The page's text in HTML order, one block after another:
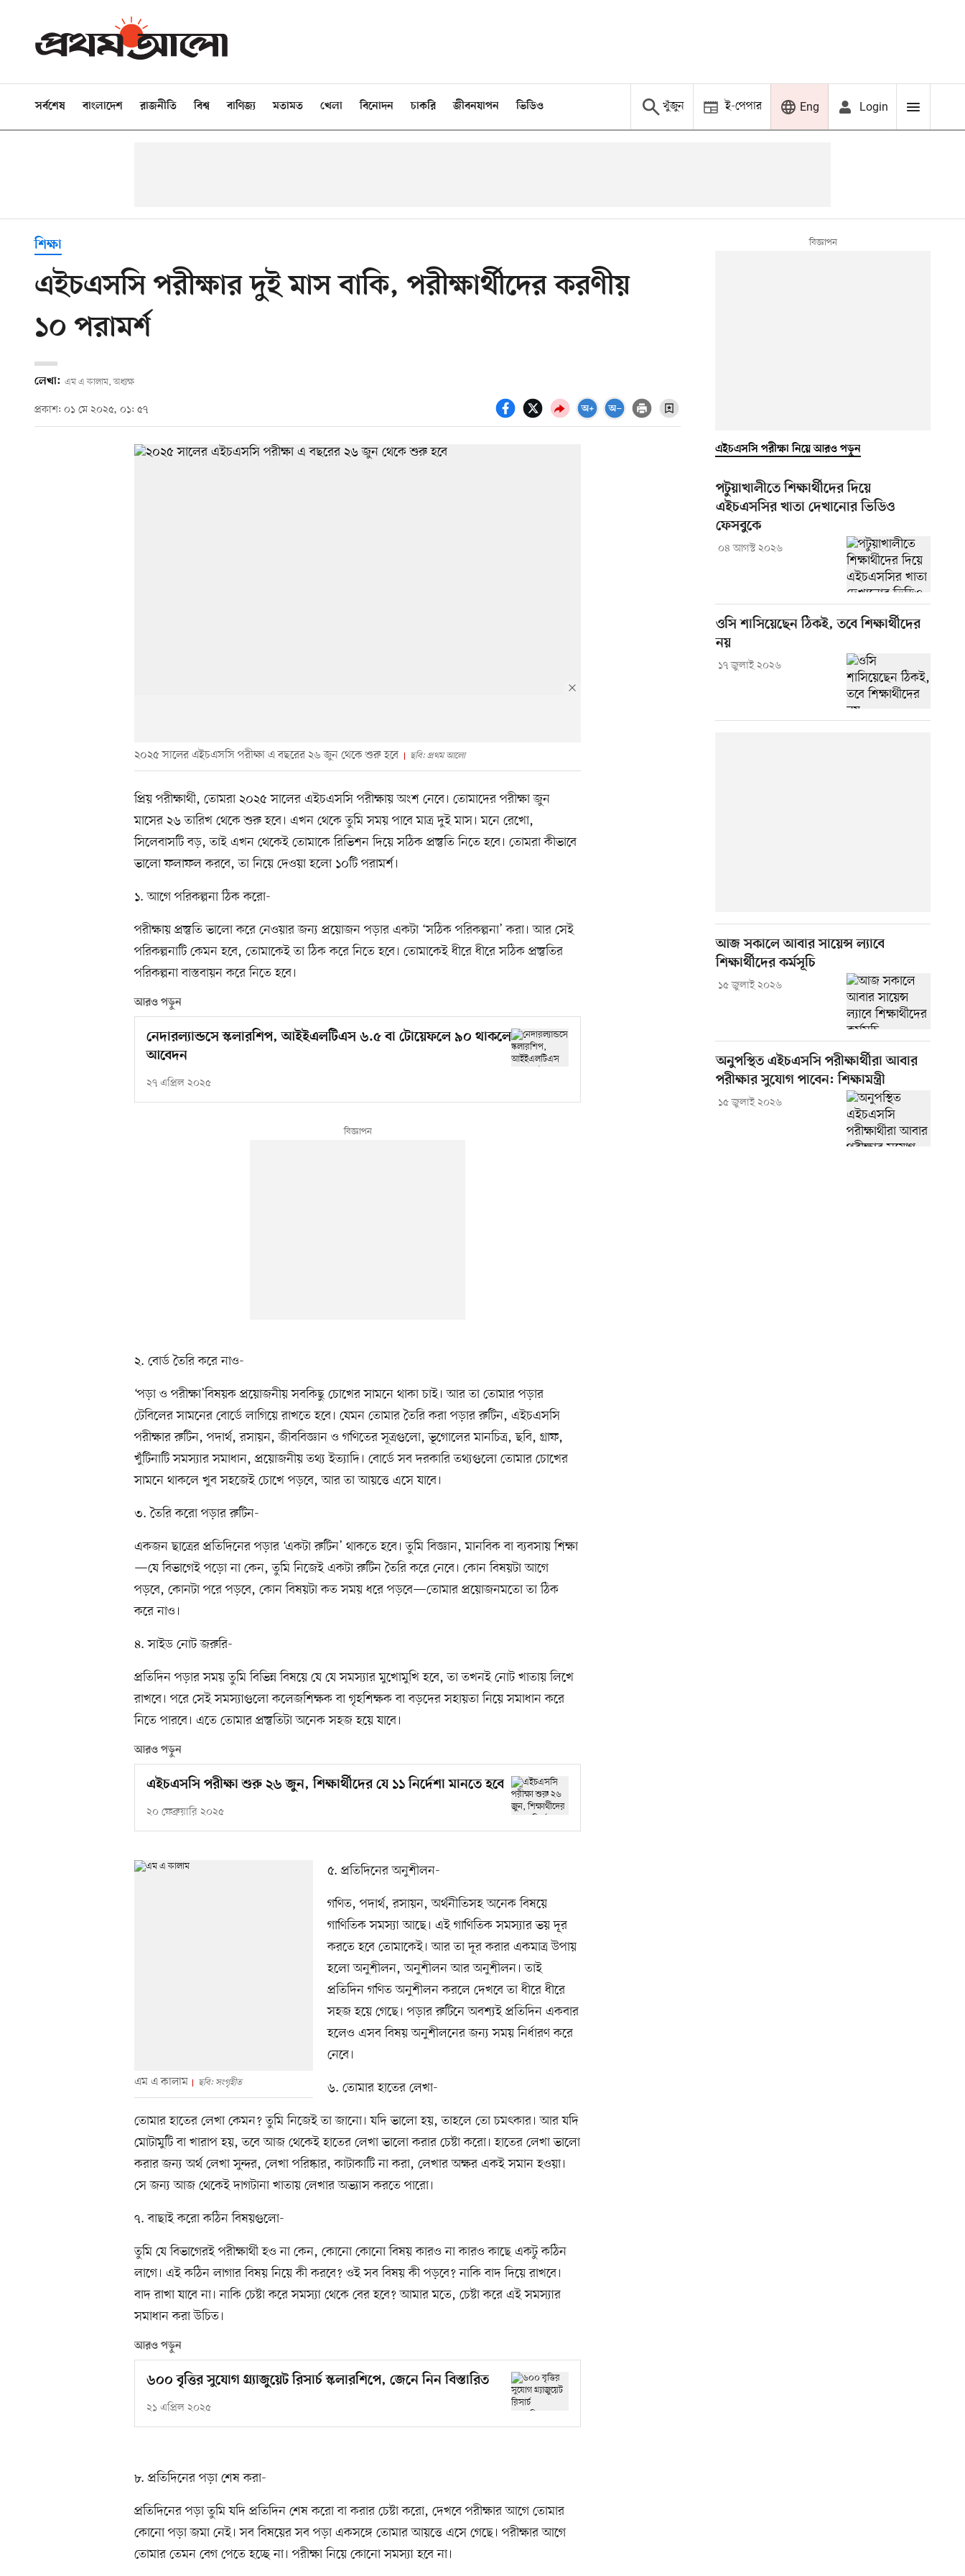
সর্বশেষ বাংলাদেশ রাজনীতি বিশ্ব বাণিজ্য মতামত খেলা বিনোদন চাকরি জীবনযাপন ভিডিও খুঁজুন ই-পেপার Eng Login
শিক্ষা
এইচএসসি পরীক্ষার দুই মাস বাকি, পরীক্ষার্থীদের করণীয়
১০ পরামর্শ
লেখা: এম এ কালাম, অধ্যক্ষ
প্রকাশ: ০১ মে ২০২৫, ০১: ৫৭
২০২৫ সালের এইচএসসি পরীক্ষা এ বছরের ২৬ জুন থেকে শুরু হবে ছবি: প্রথম আলো
প্রিয় পরীক্ষার্থী, তোমরা ২০২৫ সালের এইচএসসি পরীক্ষায় অংশ নেবে। তোমাদের পরীক্ষা জুন
মাসের ২৬ তারিখ থেকে শুরু হবে। এখন থেকে তুমি সময় পাবে মাত্র দুই মাস। মনে রেখো,
সিলেবাসটি বড়, তাই এখন থেকেই তোমাকে রিভিশন দিয়ে সঠিক প্রস্তুতি নিতে হবে। তোমরা কীভাবে
ভালো ফলাফল করবে, তা নিয়ে দেওয়া হলো ১০টি পরামর্শ।
১. আগে পরিকল্পনা ঠিক করো-
পরীক্ষায় প্রস্তুতি ভালো করে নেওয়ার জন্য প্রয়োজন পড়ার একটা ‘সঠিক পরিকল্পনা’ করা। আর সেই
পরিকল্পনাটি কেমন হবে, তোমাকেই তা ঠিক করে নিতে হবে। তোমাকেই ধীরে ধীরে সঠিক প্রস্তুতির
পরিকল্পনা বাস্তবায়ন করে নিতে হবে।
আরও পড়ুন
নেদারল্যান্ডসে স্কলারশিপ, আইইএলটিএস ৬.৫ বা টোয়েফলে ৯০ থাকলে
আবেদন
২৭ এপ্রিল ২০২৫
২. বোর্ড তৈরি করে নাও-
‘পড়া ও পরীক্ষা’বিষয়ক প্রয়োজনীয় সবকিছু চোখের সামনে থাকা চাই। আর তা তোমার পড়ার
টেবিলের সামনের বোর্ডে লাগিয়ে রাখতে হবে। যেমন তোমার তৈরি করা পড়ার রুটিন, এইচএসসি
পরীক্ষার রুটিন, পদার্থ, রসায়ন, জীববিজ্ঞান ও গণিতের সূত্রগুলো, ভূগোলের মানচিত্র, ছবি, গ্রাফ,
খুঁটিনাটি সমস্যার সমাধান, প্রয়োজনীয় তথ্য ইত্যাদি। বোর্ডে সব দরকারি তথ্যগুলো তোমার চোখের
সামনে থাকলে খুব সহজেই চোখে পড়বে, আর তা আয়ত্তে এসে যাবে।
৩. তৈরি করো পড়ার রুটিন-
একজন ছাত্রের প্রতিদিনের পড়ার ‘একটা রুটিন’ থাকতে হবে। তুমি বিজ্ঞান, মানবিক বা ব্যবসায় শিক্ষা
—যে বিভাগেই পড়ো না কেন, তুমি নিজেই একটা রুটিন তৈরি করে নেবে। কোন বিষয়টা আগে
পড়বে, কোনটা পরে পড়বে, কোন বিষয়টা কত সময় ধরে পড়বে—তোমার প্রয়োজনমতো তা ঠিক
করে নাও।
৪. সাইড নোট জরুরি-
প্রতিদিন পড়ার সময় তুমি বিভিন্ন বিষয়ে যে যে সমস্যার মুখোমুখি হবে, তা তখনই নোট খাতায় লিখে
রাখবে। পরে সেই সমস্যাগুলো কলেজশিক্ষক বা গৃহশিক্ষক বা বড়দের সহায়তা নিয়ে সমাধান করে
নিতে পারবে। এতে তোমার প্রস্তুতিটা অনেক সহজ হয়ে যাবে।
আরও পড়ুন
এইচএসসি পরীক্ষা শুরু ২৬ জুন, শিক্ষার্থীদের যে ১১ নির্দেশা মানতে হবে
২০ ফেব্রুয়ারি ২০২৫
এম এ কালাম ছবি: সংগৃহীত
৫. প্রতিদিনের অনুশীলন-
গণিত, পদার্থ, রসায়ন, অর্থনীতিসহ অনেক বিষয়ে
গাণিতিক সমস্যা আছে। এই গাণিতিক সমস্যার ভয় দূর
করতে হবে তোমাকেই। আর তা দূর করার একমাত্র উপায়
হলো অনুশীলন, অনুশীলন আর অনুশীলন। তাই
প্রতিদিন গণিত অনুশীলন করলে দেখবে তা ধীরে ধীরে
সহজ হয়ে গেছে। পড়ার রুটিনে অবশ্যই প্রতিদিন একবার
হলেও এসব বিষয় অনুশীলনের জন্য সময় নির্ধারণ করে
নেবে।
৬. তোমার হাতের লেখা-
তোমার হাতের লেখা কেমন? তুমি নিজেই তা জানো। যদি ভালো হয়, তাহলে তো চমৎকার। আর যদি
মোটামুটি বা খারাপ হয়, তবে আজ থেকেই হাতের লেখা ভালো করার চেষ্টা করো। হাতের লেখা ভালো
করার জন্য অর্থ লেখা সুন্দর, লেখা পরিষ্কার, কাটাকাটি না করা, লেখার অক্ষর একই সমান হওয়া।
সে জন্য আজ থেকেই দাগটানা খাতায় লেখার অভ্যাস করতে পারো।
৭. বাছাই করো কঠিন বিষয়গুলো-
তুমি যে বিভাগেরই পরীক্ষার্থী হও না কেন, কোনো কোনো বিষয় কারও না কারও কাছে একটু কঠিন
লাগে। এই কঠিন লাগার বিষয় নিয়ে কী করবে? ওই সব বিষয় কী পড়বে? নাকি বাদ দিয়ে রাখবে।
বাদ রাখা যাবে না। নাকি চেষ্টা করে সমস্যা থেকে বের হবে? আমার মতে, চেষ্টা করে এই সমস্যার
সমাধান করা উচিত।
আরও পড়ুন
৬০০ বৃত্তির সুযোগ গ্র্যাজুয়েট রিসার্চ স্কলারশিপে, জেনে নিন বিস্তারিত
২১ এপ্রিল ২০২৫
৮. প্রতিদিনের পড়া শেষ করা-
প্রতিদিনের পড়া তুমি যদি প্রতিদিন শেষ করো বা করার চেষ্টা করো, দেখবে পরীক্ষার আগে তোমার
কোনো পড়া জমা নেই। সব বিষয়ের সব পড়া একসঙ্গে তোমার আয়ত্তে এসে গেছে। পরীক্ষার আগে
তোমার তেমন বেগ পেতে হচ্ছে না। পরীক্ষা নিয়ে কোনো সমস্যা হবে না।
এইচএসসি পরীক্ষা নিয়ে আরও পড়ুন
পটুয়াখালীতে শিক্ষার্থীদের দিয়ে
এইচএসসির খাতা দেখানোর ভিডিও
ফেসবুকে
০৪ আগস্ট ২০২৬
ওসি শাসিয়েছেন ঠিকই, তবে শিক্ষার্থীদের
নয়
১৭ জুলাই ২০২৬
আজ সকালে আবার সায়েন্স ল্যাবে
শিক্ষার্থীদের কর্মসূচি
১৫ জুলাই ২০২৬
অনুপস্থিত এইচএসসি পরীক্ষার্থীরা আবার
পরীক্ষার সুযোগ পাবেন: শিক্ষামন্ত্রী
১৫ জুলাই ২০২৬